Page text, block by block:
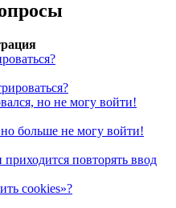
но не могу войти!
больше не могу войти!
повторять ввод
cookies»?